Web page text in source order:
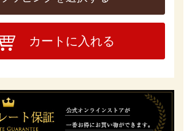
カートに入れる